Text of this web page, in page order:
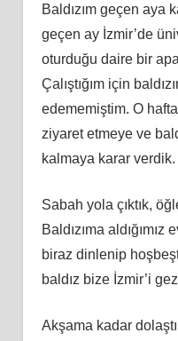
Baldızım geçen aya
geçen ay İzmir’de
oturduğu daire bir
Çalıştığım için
edememiştim. O
ziyaret etmeye ve
kalmaya karar verdik.
Sabah yola çıktık,
Baldızıma
biraz dinlenip
baldız bize İzmir’i
Akşama kadar